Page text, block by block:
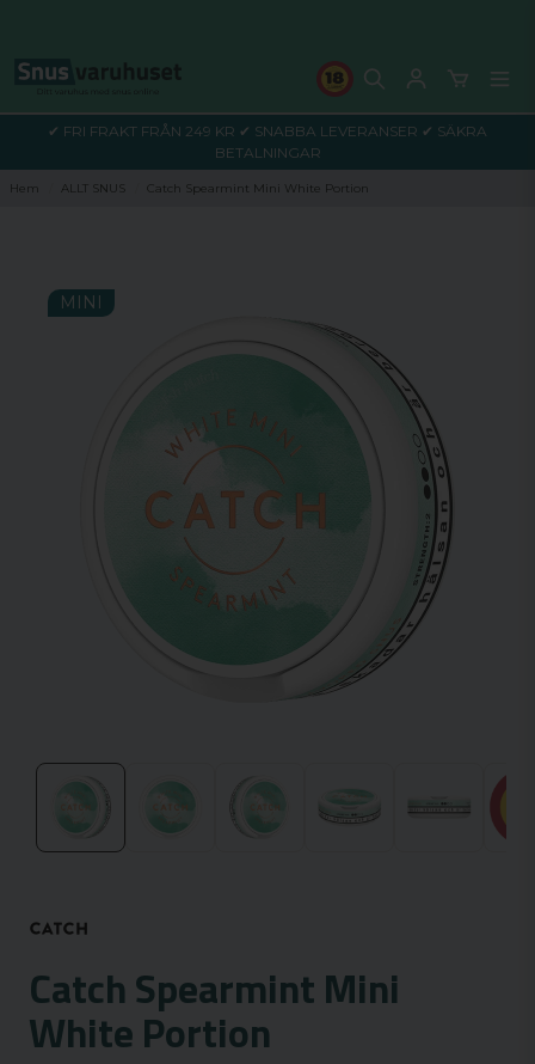
✔ FRI FRAKT FRÅN 249 KR ✔ SNABBA LEVERANSER ✔ SÄKRA
BETALNINGAR
Hem ALLT SNUS Catch Spearmint Mini White Portion
Catch Spearmint Mini
White Portion
MINI